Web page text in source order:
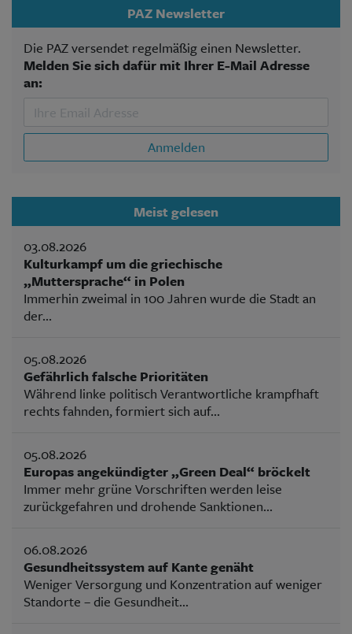
PAZ Newsletter
Die PAZ versendet regelmäßig einen Newsletter.
Melden Sie sich dafür mit Ihrer E-Mail Adresse
an:
Anmelden
Meist gelesen
03.08.2026
Kulturkampf um die griechische
„Muttersprache“ in Polen
Immerhin zweimal in 100 Jahren wurde die Stadt an
der...
05.08.2026
Gefährlich falsche Prioritäten
Während linke politisch Verantwortliche krampfhaft
rechts fahnden, formiert sich auf...
05.08.2026
Europas angekündigter „Green Deal“ bröckelt
Immer mehr grüne Vorschriften werden leise
zurückgefahren und drohende Sanktionen...
06.08.2026
Gesundheitssystem auf Kante genäht
Weniger Versorgung und Konzentration auf weniger
Standorte – die Gesundheit...